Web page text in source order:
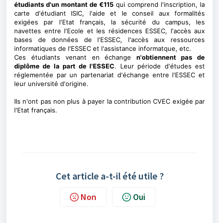
étudiants d'un montant de €115 qui comprend l'inscription, la
carte d'étudiant ISIC, l'aide et le conseil aux formalités
exigées par l'Etat français, la sécurité du campus, les
navettes entre l'Ecole et les résidences ESSEC, l'accès aux
bases de données de l'ESSEC, l'accès aux ressources
informatiques de l'ESSEC et l'assistance informatque, etc.
Ces étudiants venant en échangen'obtiennent pas de
diplôme de la part de l'ESSEC. Leur période d'études est
réglementée par un partenariat d'échange entre l'ESSEC et
leur université d'origine.
Ils n'ont pas non plus à payer la contribution CVEC exigée par
l'Etat français.
Cet article a-t-il été utile ?
Non Oui